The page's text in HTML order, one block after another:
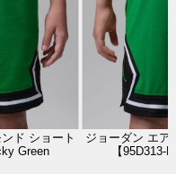
ド ショート
Green
ジョーダン エア
【95D313-